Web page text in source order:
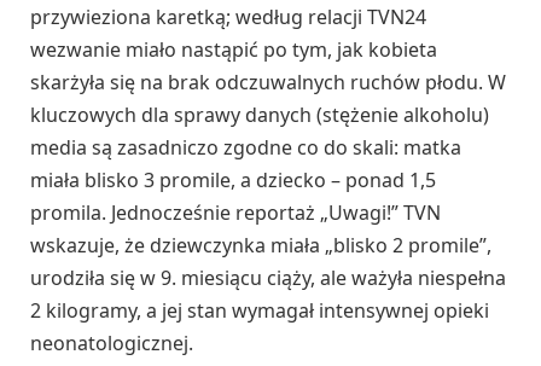
przywieziona karetką; według relacji TVN24
wezwanie miało nastąpić po tym, jak kobieta
skarżyła się na brak odczuwalnych ruchów płodu. W
kluczowych dla sprawy danych (stężenie alkoholu)
media są zasadniczo zgodne co do skali: matka
miała blisko 3 promile, a dziecko – ponad 1,5
promila. Jednocześnie reportaż „Uwagi!” TVN
wskazuje, że dziewczynka miała „blisko 2 promile”,
urodziła się w 9. miesiącu ciąży, ale ważyła niespełna
2 kilogramy, a jej stan wymagał intensywnej opieki
neonatologicznej.